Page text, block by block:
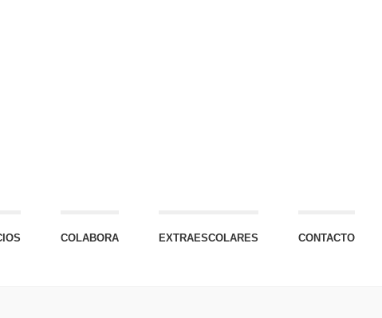
COLABORA EXTRAESCOLARES CONTACTO